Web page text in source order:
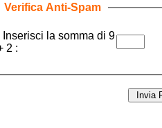
Verifica Anti-Spam
Inserisci la somma di 9
2 :